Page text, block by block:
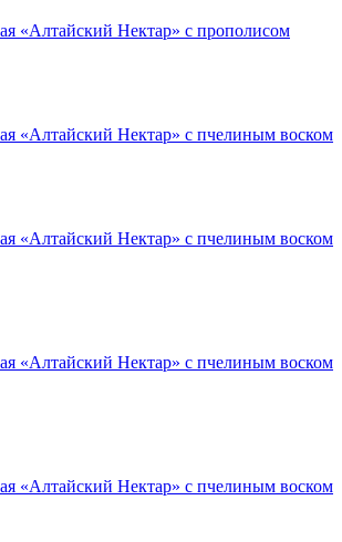
«Алтайский Нектар» с прополисом
«Алтайский Нектар» с пчелиным воском
«Алтайский Нектар» с пчелиным воском
«Алтайский Нектар» с пчелиным воском
«Алтайский Нектар» с пчелиным воском